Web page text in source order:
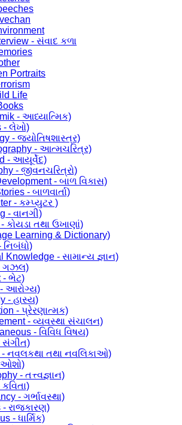
- સંવાદ કળા
Portraits
Life
- આધ્યાત્મિક)
- લેખો)
- જ્યોતિષશાસ્ત્ર)
- આત્મચરિત્ર)
- આયૂર્વેદ)
- જીવનચરિત્રો)
- બાળ વિકાસ)
- બાળવાર્તા)
- કમ્પ્યુટર )
- વાનગી)
કોયડા તથા ઉખાણાં)
Learning & Dictionary)
નિબંધો)
Knowledge - સામાન્ય જ્ઞાન)
ગઝલ)
- ભેટ)
- આરોગ્ય)
- હાસ્ય)
- પ્રેરણાત્મક)
- વ્યવસ્થા સંચાલન)
- વિવિધ વિષય)
સંગીત)
- નવલકથા તથા નવલિકાઓ)
ઓશો)
- તત્ત્વજ્ઞાન)
- ગર્ભાવસ્થા)
- રાજકારણ)
- ધાર્મિક)